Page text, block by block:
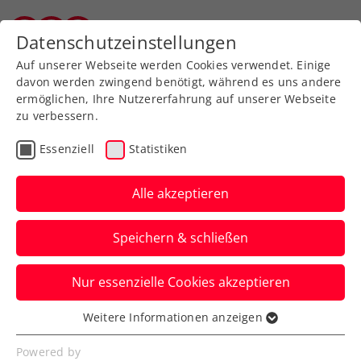
Zurück zur Newsübersicht
Billie Jean King Cup
Alpstar Austria Billie Jean
King Cup Team in den
USA im feschen Dirndl-
Look
Die ÖTV-Damen zeigen sich beim Official
Dinner in Delray Beach von ihrer besten
Seite.
Datenschutzeinstellungen
Auf unserer Webseite werden Cookies verwendet. Einige
davon werden zwingend benötigt, während es uns andere
ermöglichen, Ihre Nutzererfahrung auf unserer Webseite
zu verbessern.
Essenziell Statistiken
Alle akzeptieren
Speichern & schließen
Nur essenzielle Cookies akzeptieren
Essenziell
Essenzielle Cookies werden für grundlegende
Weitere Informationen anzeigen
Powered by